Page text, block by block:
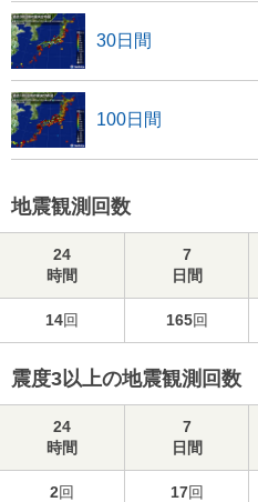
30日間
100日間
地震観測回数
24
時間
7
日間
14回 165回
震度3以上の地震観測回数
24
時間
7
日間
2回 17回